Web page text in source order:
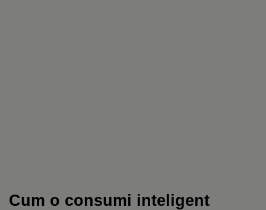
Cum o consumi inteligent